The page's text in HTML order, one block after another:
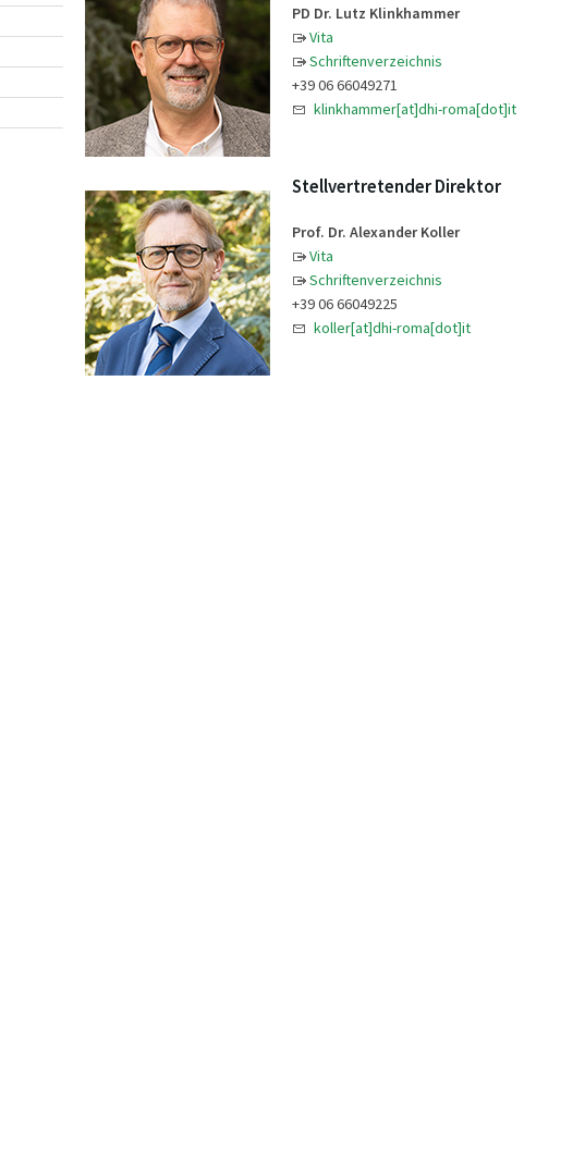
PD Dr. Lutz Klinkhammer
Vita
Schriftenverzeichnis
+39 06 66049271
klinkhammer[at]dhi-roma[dot]it
Stellvertretender Direktor
Prof. Dr. Alexander Koller
Vita
Schriftenverzeichnis
+39 06 66049225
koller[at]dhi-roma[dot]it